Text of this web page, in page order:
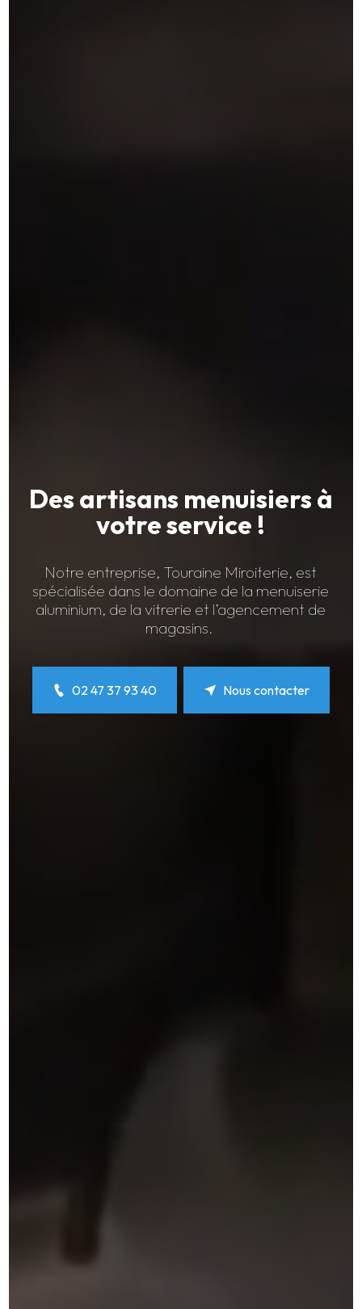
Des artisans menuisiers à
votre service !
Notre entreprise, Touraine Miroiterie, est
spécialisée dans le domaine de la menuiserie
aluminium, de la vitrerie et l’agencement de
magasins.
02 47 37 93 40 Nous contacter